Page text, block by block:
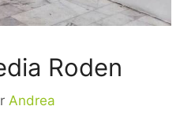
Roden
Andrea